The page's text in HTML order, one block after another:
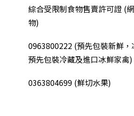
綜合受限制食物售賣許可證 (
物)
0963800222 (預先包裝新鮮，
預先包裝冷藏及進口冰鮮家禽)
0363804699 (鮮切水果)